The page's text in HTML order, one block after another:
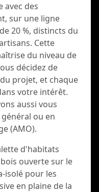
des
sur une ligne
20 %, distincts du
Cette
du niveau de
décidez de
projet, et chaque
votre intérêt.
aussi vous
ou en
(AMO).
d'habitats
ouverte sur le
isolé pour les
en plaine de la